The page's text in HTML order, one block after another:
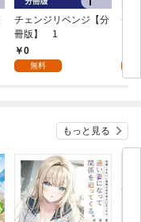
チェンジリベンジ【分
冊版】 1
0
無料
チ
もっと見る